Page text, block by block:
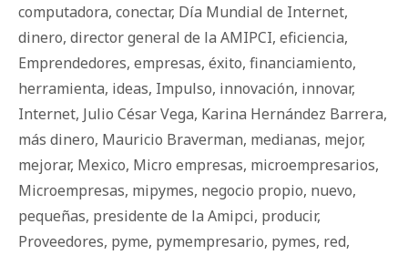
computadora, conectar, Día Mundial de Internet,
dinero, director general de la AMIPCI, eficiencia,
Emprendedores, empresas, éxito, financiamiento,
herramienta, ideas, Impulso, innovación, innovar,
Internet, Julio César Vega, Karina Hernández Barrera,
más dinero, Mauricio Braverman, medianas, mejor,
mejorar, Mexico, Micro empresas, microempresarios,
Microempresas, mipymes, negocio propio, nuevo,
pequeñas, presidente de la Amipci, producir,
Proveedores, pyme, pymempresario, pymes, red,